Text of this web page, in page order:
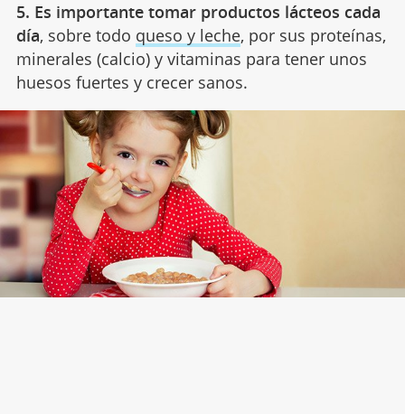
5. Es importante tomar productos lácteos cada
día, sobre todo queso y leche, por sus proteínas,
minerales (calcio) y vitaminas para tener unos
huesos fuertes y crecer sanos.